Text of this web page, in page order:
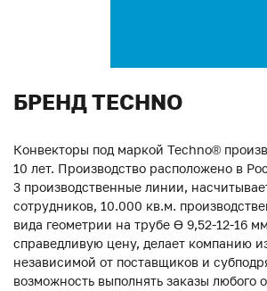
БРЕНД TECHNO
Конвекторы под маркой Techno®
10 лет. Производство расположено в
3 производственные линии,
сотрудников, 10.000 кв.м.
вида геометрии на трубе ϴ 9,52-12-16
справедливую цену, делает компанию
независимой от поставщиков и
возможность выполнять заказы любого